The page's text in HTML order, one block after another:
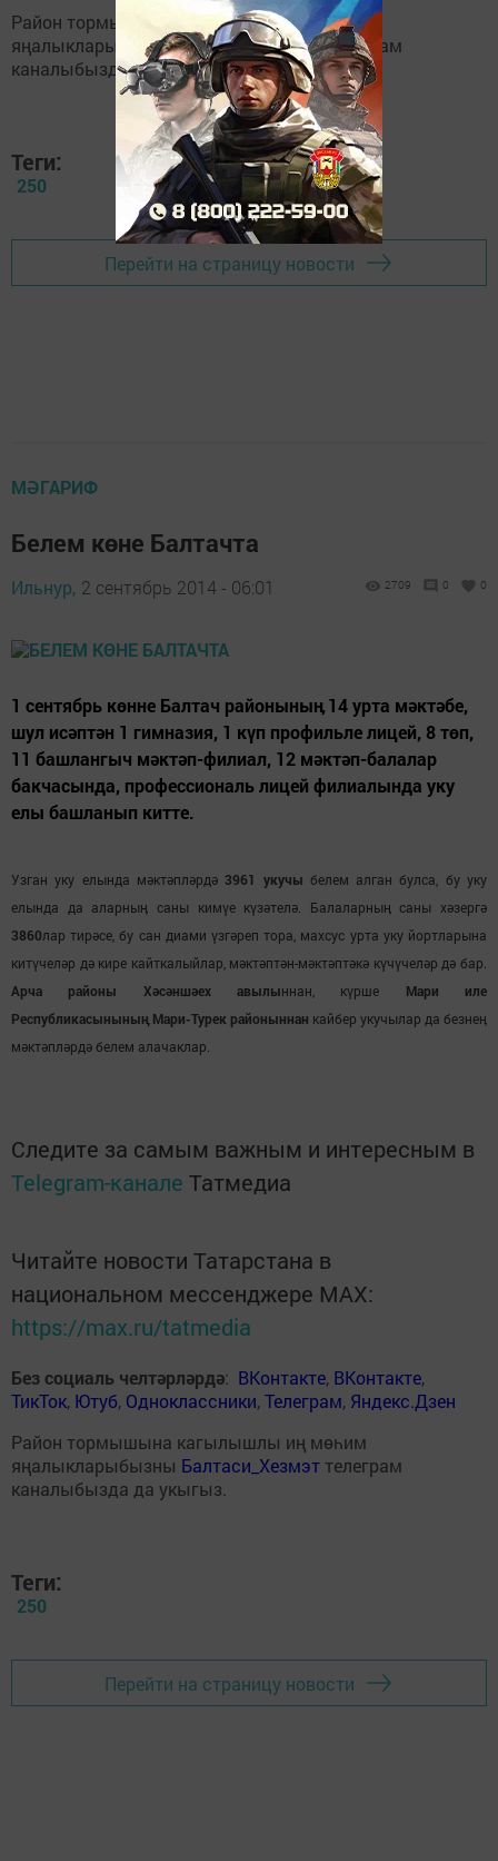
Район тормышына кагылышлы иң мөһим
яңалыкларыбызныБалтаси_Хезмэттелеграм
каналыбызда да укыгыз.
Теги:
250
Перейти на страницу новости
МӘГАРИФ
Белем көне Балтачта
Ильнур, 2 сентябрь 2014 - 06:01 2709 0 0
1 сентябрь көнне Балтач районыныӊ 14 урта мәктәбе,
шул исәптән 1 гимназия, 1 күп профильле лицей, 8 төп,
11 башлангыч мәктәп-филиал, 12 мәктәп-балалар
бакчасында, профессиональ лицей филиалында уку
елы башланып китте.
Узган уку елында мәктәпләрдә 3961 укучы белем алган булса, бу уку
елында да аларныӊ саны кимүе күзәтелә. Балаларныӊ саны хәзергә
3860лар тирәсе, бу сан диами үзгәреп тора, махсус урта уку йортларына
китүчеләр дә кире кайткалыйлар, мәктәптән-мәктәптәкә күчүчеләр дә бар.
Арча районы Хәсәншәех авылыннан, күрше Мари иле
Республикасыныныӊ Мари-Турек районыннан кайбер укучылар да безнеӊ
мәктәпләрдә белем алачаклар.
Следите за самым важным и интересным в
Telegram-канале Татмедиа
Читайте новости Татарстана в
национальном мессенджере MАХ:
https://max.ru/tatmedia
Без социаль челтәрләрдә: ВКонтакте, ВКонтакте,
ТикТок, Ютуб, Одноклассники,Телеграм, Яндекс.Дзен
Район тормышына кагылышлы иң мөһим
яңалыкларыбызны Балтаси_Хезмэт телеграм
каналыбызда да укыгыз.
Теги:
250
Перейти на страницу новости